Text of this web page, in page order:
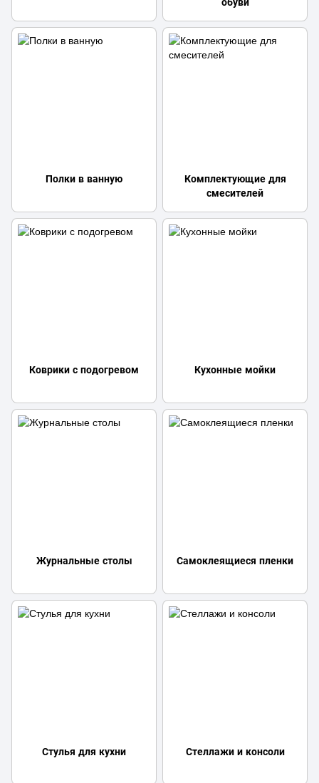
Полки в ванную
Комплектующие для
смесителей
Коврики с подогревом Кухонные мойки
Журнальные столы Самоклеящиеся пленки
Стулья для кухни Стеллажи и консоли